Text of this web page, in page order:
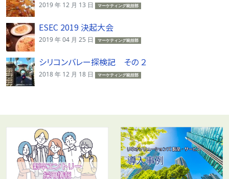
2019 年 12 月 13 日 マーケティング統括部
ESEC 2019 決起大会
2019 年 04 月 25 日 マーケティング統括部
シリコンバレー探検記 その ２
2018 年 12 月 18 日 マーケティング統括部